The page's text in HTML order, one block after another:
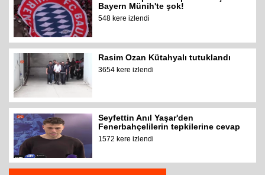
Bayern Münih'te şok!
548 kere izlendi
Rasim Ozan Kütahyalı tutuklandı
3654 kere izlendi
Seyfettin Anıl Yaşar'den
Fenerbahçelilerin tepkilerine cevap
1572 kere izlendi